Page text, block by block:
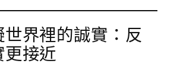
界裡的誠實：反
接近